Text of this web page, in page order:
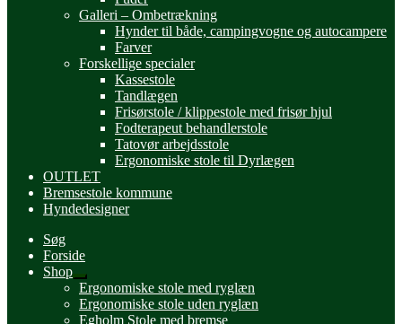
Galleri – Ombetrækning
Hynder til både, campingvogne og autocampere
Farver
Forskellige specialer
Kassestole
Tandlægen
Frisørstole / klippestole med frisør hjul
Fodterapeut behandlerstole
Tatovør arbejdsstole
Ergonomiske stole til Dyrlægen
OUTLET
Bremsestole kommune
Hyndedesigner
Søg
Forside
Shop
Udfold
undermenu
Ergonomiske stole med ryglæn
Ergonomiske stole uden ryglæn
Egholm Stole med bremse